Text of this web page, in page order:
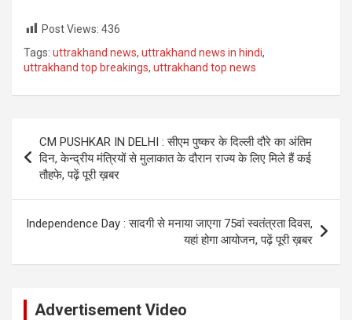
Post Views: 436
Tags: uttrakhand news, uttrakhand news in hindi,
uttrakhand top breakings, uttrakhand top news
navigation
CM PUSHKAR IN DELHI : सीएम पुष्कर के दिल्ली दौरे का अंतिम
दिन, केन्द्रीय मंत्रियों से मुलाकात के दौरान राज्य के लिए मिले हैं कई
तौहफे, पढ़ें पूरी ख़बर
Independence Day : सादगी से मनाया जाएगा 75वां स्वतंत्रता दिवस,
यहां होगा आयोजन, पढ़ें पूरी ख़बर
Advertisement Video